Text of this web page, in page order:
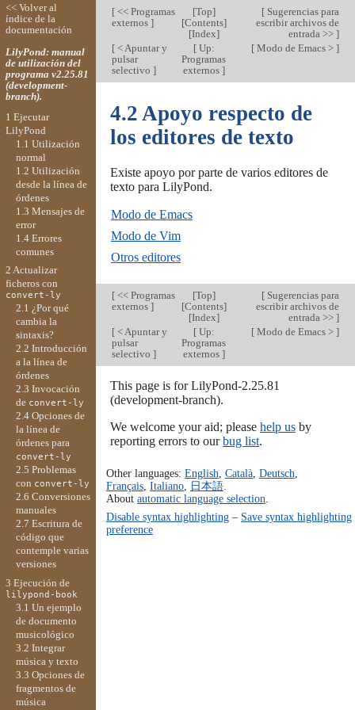
[<< Programas
externos ]
[Top]
[Contents]
[Index]
[Sugerencias para
escribir archivos de
entrada >> ]
[< Apuntar y
pulsar
selectivo ]
[Up:
Programas
externos ]
[Modo de Emacs > ]
4.2 Apoyo respecto de
los editores de texto
Existe apoyo por parte de varios editores de
texto para LilyPond.
Modo de Emacs
Modo de Vim
Otros editores
[<< Programas
externos ]
[Top]
[Contents]
[Index]
[Sugerencias para
escribir archivos de
entrada >> ]
[< Apuntar y
pulsar
selectivo ]
[Up:
Programas
externos ]
[Modo de Emacs > ]
This page is for LilyPond-2.25.81
(development-branch).
We welcome your aid; please help usby
reporting errors to ourbug list.
Other languages: English Català, Deutsch
Français, Italiano, 日本語.
About automatic language selection
Disable syntax highlighting– Save syntax highlighting
preference
<< Volver al
índice de la
documentación
LilyPond: manual
de utilización del
programa v2.25.81
(development-
branch).
1 Ejecutar
LilyPond
1.1 Utilización
normal
1.2 Utilización
desde la línea de
órdenes
1.3 Mensajes de
error
1.4 Errores
comunes
2 Actualizar
ficheros con
convert-ly
2.1 ¿Por qué
cambia la
sintaxis?
2.2 Introducción
a la línea de
órdenes
2.3 Invocación
de convert-ly
2.4 Opciones de
la línea de
órdenes para
convert-ly
2.5 Problemas
con convert-ly
2.6 Conversiones
manuales
2.7 Escritura de
código que
contemple varias
versiones
3 Ejecución de
lilypond-book
3.1 Un ejemplo
de documento
musicológico
3.2 Integrar
música y texto
3.3 Opciones de
fragmentos de
música